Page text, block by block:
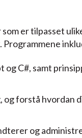
er tilpasset
og C#, samt
forstå hvordan
og